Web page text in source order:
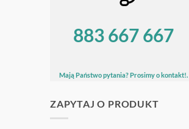
883 667 667
Mają Państwo pytania? Prosimy o kontakt!.
ZAPYTAJ O PRODUKT